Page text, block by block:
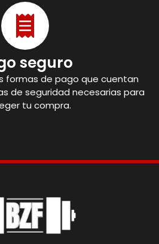
seguro
formas de pago que cuentan
de seguridad necesarias para
tu compra.